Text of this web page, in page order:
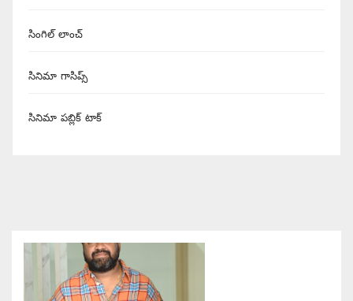
సింగిల్ లాంచ్
సినిమా గాసిప్స్
సినిమా పబ్లిక్ టాక్